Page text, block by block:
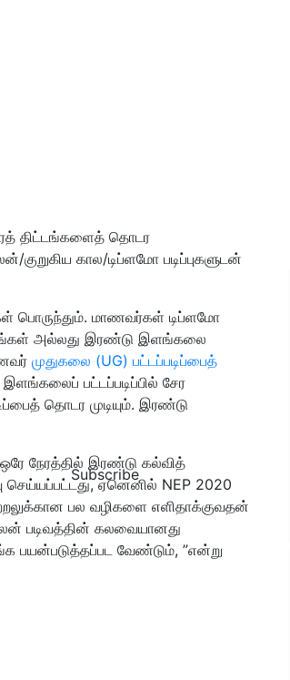
Subscribe
திட்டங்களைத் தொடர
கால/டிப்ளமோ படிப்புகளுடன்
பொருந்தும். மாணவர்கள் டிப்ளமோ
அல்லது இரண்டு இளங்கலை
முதுகலை (UG) பட்டப்படிப்பைத்
பட்டப்படிப்பில் சேர
தொடர முடியும். இரண்டு
நேரத்தில் இரண்டு கல்வித்
செய்யப்பட்டது, ஏனெனில் NEP 2020
பல வழிகளை எளிதாக்குவதன்
படிவத்தின் கலவையானது
பயன்படுத்தப்பட வேண்டும், ”என்று